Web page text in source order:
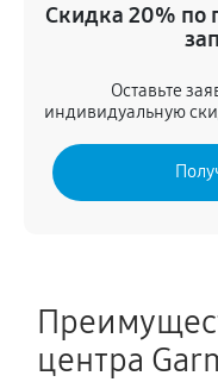
1030 руб
810 руб
Комплексная
Explore 2
780 руб
Скидка 20% по
Оставьте
индивидуальную
центра